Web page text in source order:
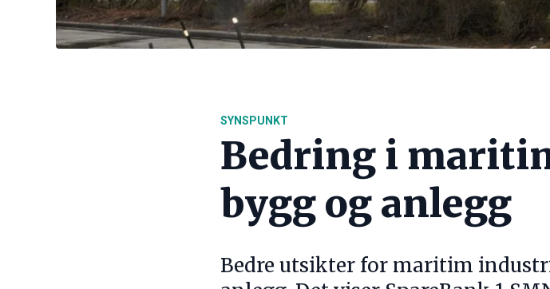
SYNSPUNKT
Bedring i
bygg og anlegg
Bedre utsikter for maritim